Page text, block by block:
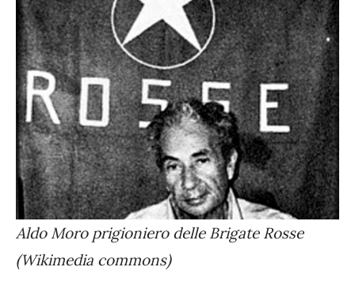
Aldo Moro prigioniero delle Brigate Rosse
(Wikimedia commons)